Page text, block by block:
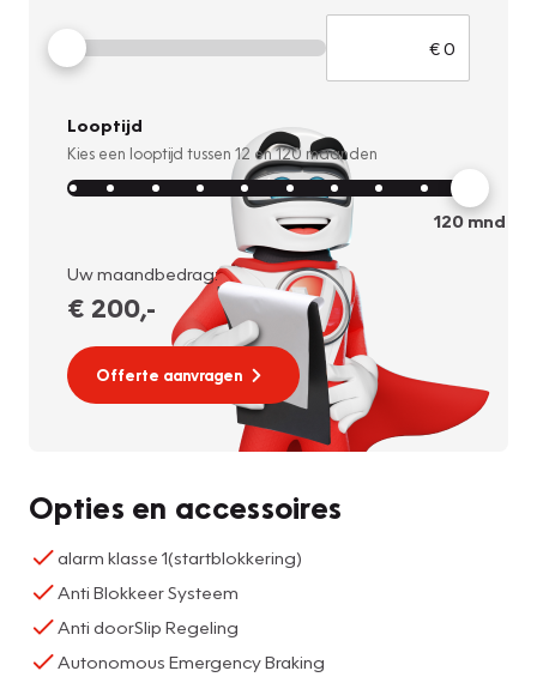
Looptijd
Kies een looptijd tussen 12 en120 maanden
120mnd
Uw maandbedrag:
€ 200,-
Offerte aanvragen
Opties en accessoires
alarm klasse 1(startblokkering)
Anti Blokkeer Systeem
Anti doorSlip Regeling
Autonomous Emergency Braking